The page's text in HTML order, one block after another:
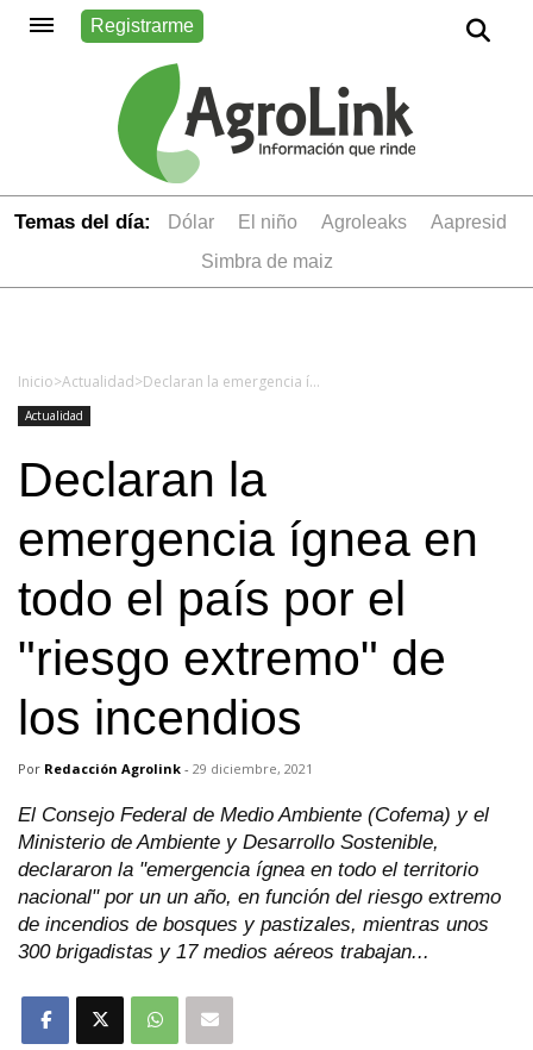
Registrarme
Temas del día: dólar el niño Agroleaks
aapresid
simbra de maiz
Inicio>Actualidad> Declaran la emergencia ígnea en todo el país por el "riesgo extremo" de los incendios
Actualidad
Declaran la
emergencia ígnea en
todo el país por el
"riesgo extremo" de
los incendios
Por Redacción Agrolink - 29 diciembre, 2021
El Consejo Federal de Medio Ambiente (Cofema) y el
Ministerio de Ambiente y Desarrollo Sostenible,
declararon la "emergencia ígnea en todo el territorio
nacional" por un un año, en función del riesgo extremo
de incendios de bosques y pastizales, mientras unos
300 brigadistas y 17 medios aéreos trabajan...